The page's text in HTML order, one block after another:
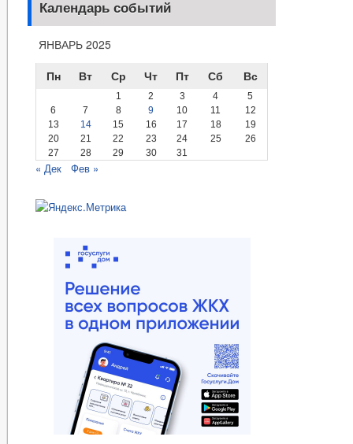
Календарь событий
ЯНВАРЬ 2025
Пн
Вт Ср Чт Пт Сб Вс
1 2 3 4
5
6
7 8 9 10 11
12
13
14 15 16 17 18
19
20
21 22 23 24 25
26
27
28 29 30 31
« Дек Фев »